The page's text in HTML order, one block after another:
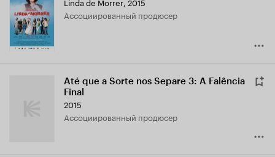
ассоциированный продюсер
Até que a Sorte nos Separe 3: A Falência
Final
2015
ассоциированный продюсер